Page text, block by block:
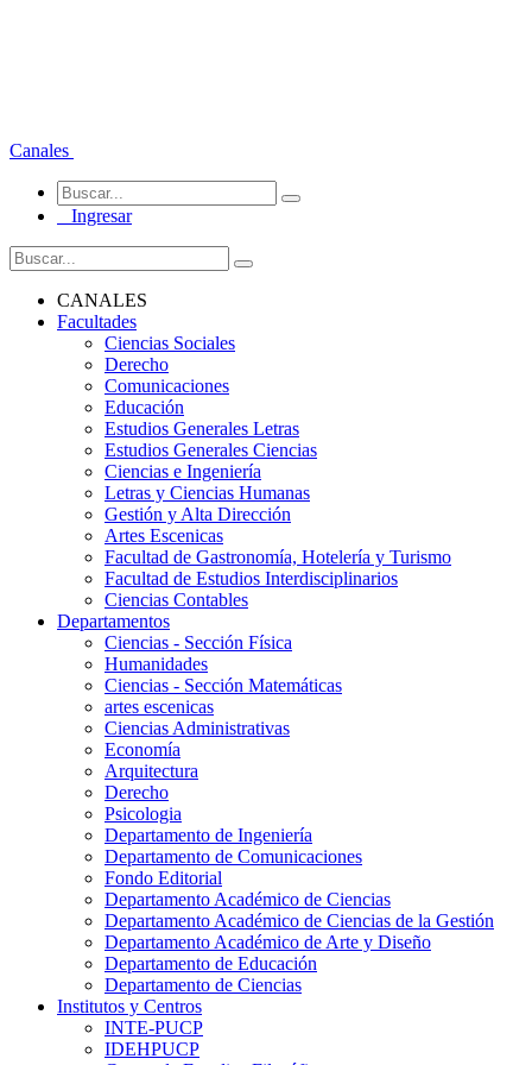
Canales
Ingresar
CANALES
Facultades
Ciencias Sociales
Derecho
Comunicaciones
Educación
Estudios Generales Letras
Estudios Generales Ciencias
Ciencias e Ingeniería
Letras y Ciencias Humanas
Gestión y Alta Dirección
Artes Escenicas
Facultad de Gastronomía, Hotelería y Turismo
Facultad de Estudios Interdisciplinarios
Ciencias Contables
Departamentos
Ciencias - Sección Física
Humanidades
Ciencias - Sección Matemáticas
artes escenicas
Ciencias Administrativas
Economía
Arquitectura
Derecho
Psicologia
Departamento de Ingeniería
Departamento de Comunicaciones
Fondo Editorial
Departamento Académico de Ciencias
Departamento Académico de Ciencias de la Gestión
Departamento Académico de Arte y Diseño
Departamento de Educación
Departamento de Ciencias
Institutos y Centros
INTE-PUCP
IDEHPUCP